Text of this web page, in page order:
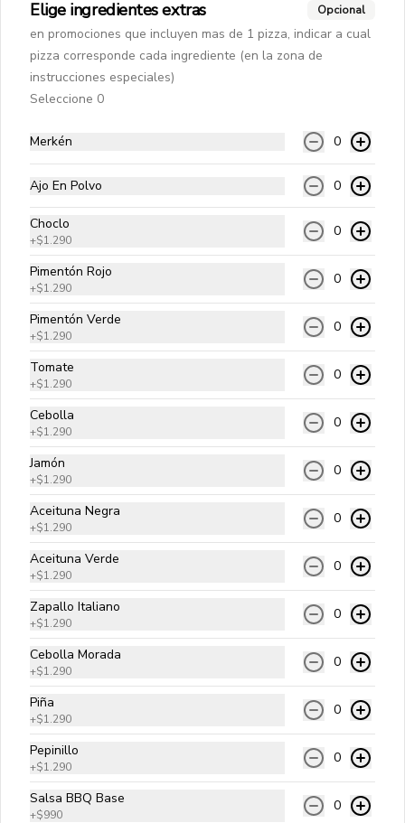
Mar y Tierra 25 cms
King Del Mar 25 cms
Pomodoro natural, queso mozzarella,
ostiones, camarón ecuatoriano,
Hamburguesas Angus
Hamburguesa de 180 gr. de Carne Angus de origen Americano
Carne angus, queso cheddar, cebolla
salteada, pepinillos y salsa golf.
Carne angus, queso cheddar, lechuga,
tomate, cebolla cruda y salsa golf.
Italiana
Carne angus, palta, tomate y
Elige ingredientes extras Opcional
en promociones que incluyen mas de 1 pizza, indicar a cual
pizza corresponde cada ingrediente (en la zona de
instrucciones especiales)
Seleccione 0
Merkén 0
Ajo En Polvo 0
Choclo
+$1.290
0
Pimentón Rojo
+$1.290
0
Pimentón Verde
+$1.290
0
Tomate
+$1.290
0
Cebolla
+$1.290
0
Jamón
+$1.290
0
Aceituna Negra
+$1.290
0
Aceituna Verde
+$1.290
0
Zapallo Italiano
+$1.290
0
Cebolla Morada
+$1.290
0
Piña
+$1.290
0
Pepinillo
+$1.290
0
Salsa BBQ Base
+$990
0